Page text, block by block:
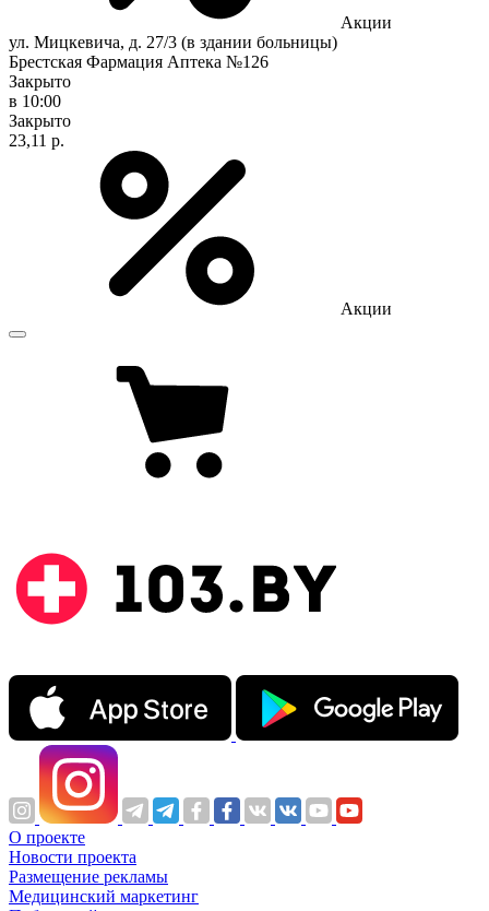
Акции
ул. Мицкевича, д. 27/3 (в здании больницы)
Брестская Фармация Аптека №126
Закрыто
в 10:00
Закрыто
23,11 р.
Акции
О проекте
Новости проекта
Размещение рекламы
Медицинский маркетинг